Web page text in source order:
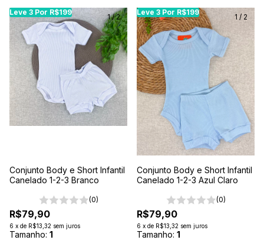
Leve 3 Por R$199
Leve 3 Por R$199 Leve 3 Por R$199
1/2
Conjunto Body e Short Infantil
Canelado 1-2-3 Branco
(0)
R$79,90
6 x de R$13,32 sem juros
Tamanho: 1
Leve 3 Por R$199
Leve 3 Por R$199
1/ 2
Conjunto Body e Short Infantil
Canelado 1-2-3 Azul Claro
(0)
R$79,90
6 x de R$13,32 sem juros
Tamanho: 1